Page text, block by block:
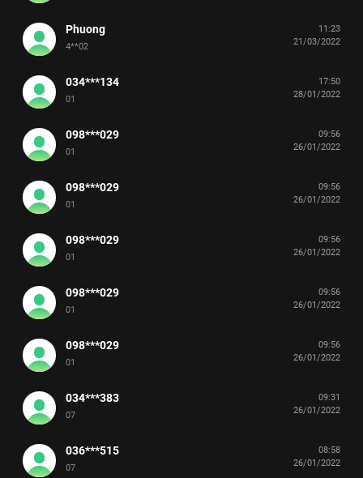
Phuong
4**02
11:23
21/03/2022
034***134
01
17:50
28/01/2022
098***029
01
09:56
26/01/2022
098***029
01
09:56
26/01/2022
098***029
01
09:56
26/01/2022
098***029
01
09:56
26/01/2022
098***029
01
09:56
26/01/2022
034***383
07
09:31
26/01/2022
036***515
07
08:58
26/01/2022